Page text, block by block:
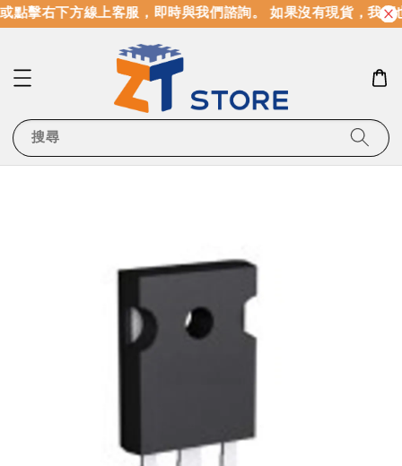
擊右下方線上客服，即時與我們諮詢。 如果沒有現貨，我們
搜尋